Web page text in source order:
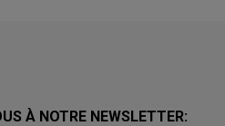
À NOTRE NEWSLETTER: